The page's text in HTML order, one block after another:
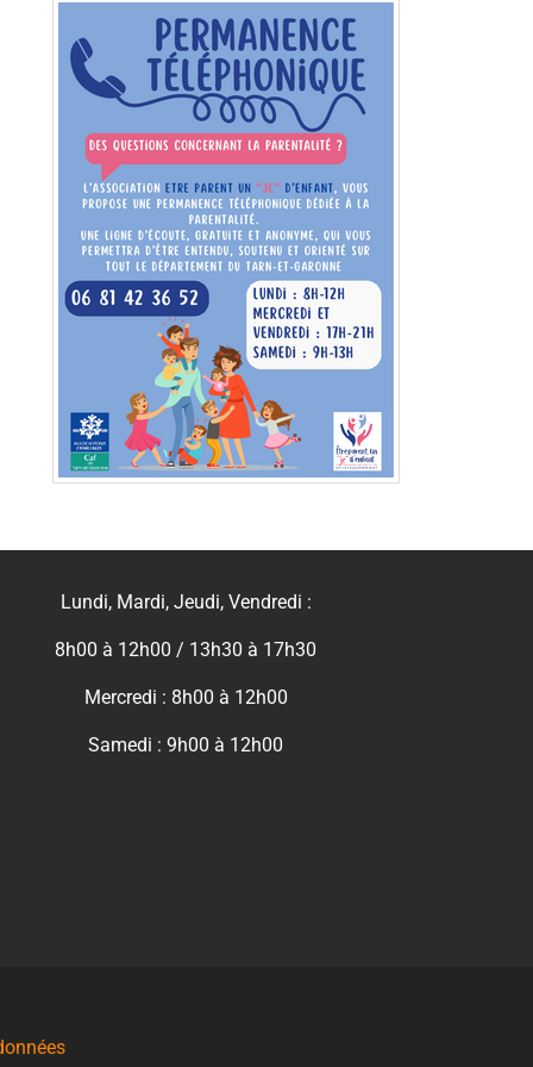
Lundi, Mardi, Jeudi, Vendredi :
8h00 à 12h00 / 13h30 à 17h30
Mercredi : 8h00 à 12h00
Samedi : 9h00 à 12h00